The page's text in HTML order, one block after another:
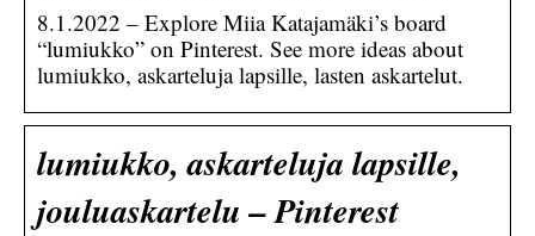
8.1.2022 – Explore Miia Katajamäki’s board
“lumiukko” on Pinterest. See more ideas about
lumiukko, askarteluja lapsille, lasten askartelut.
lumiukko, askarteluja lapsille,
jouluaskartelu – Pinterest